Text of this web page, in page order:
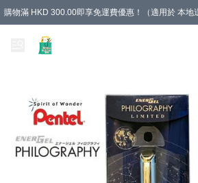
購物滿 HKD 300.00即享免運費優惠！（適用於 本地